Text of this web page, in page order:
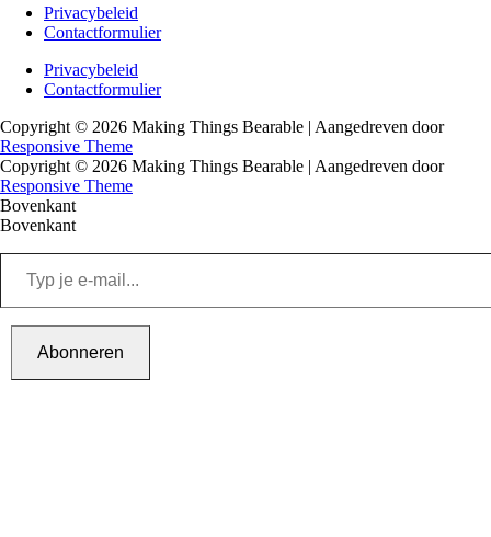
Footer
menu
Privacybeleid
Contactformulier
Footer
menu
Privacybeleid
Contactformulier
Copyright © 2026 Making Things Bearable | Aangedreven door
Responsive Theme
Copyright © 2026 Making Things Bearable | Aangedreven door
Responsive Theme
Bovenkant
Bovenkant
Abonneren